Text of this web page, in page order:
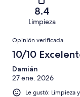
opiniones
opiniones
de
opiniones
Basada
10
de
opiniones
Terrible.
Basada
de
174
opiniones
8.4
Limpieza
Opiniones
Opinión verificada
10/10
Damián
27 ene. 2026
Le gustó: